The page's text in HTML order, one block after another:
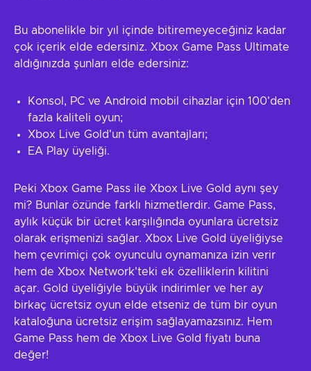
Bu abonelikle bir yıl içinde bitiremeyeceğiniz kadar
çok içerik elde edersiniz. Xbox Game Pass Ultimate
aldığınızda şunları elde edersiniz:
Konsol, PC ve Android mobil cihazlar için 100'den
fazla kaliteli oyun;
Xbox Live Gold'un tüm avantajları;
EA Play üyeliği.
Peki Xbox Game Pass ile Xbox Live Gold aynı şey
mi? Bunlar özünde farklı hizmetlerdir. Game Pass,
aylık küçük bir ücret karşılığında oyunlara ücretsiz
olarak erişmenizi sağlar. Xbox Live Gold üyeliğiyse
hem çevrimiçi çok oyunculu oynamanıza izin verir
hem de Xbox Network'teki ek özelliklerin kilitini
açar. Gold üyeliğiyle büyük indirimler ve her ay
birkaç ücretsiz oyun elde etseniz de tüm bir oyun
kataloğuna ücretsiz erişim sağlayamazsınız. Hem
Game Pass hem de Xbox Live Gold fiyatı buna
değer!